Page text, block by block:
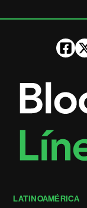
LATINOAMÉRICA